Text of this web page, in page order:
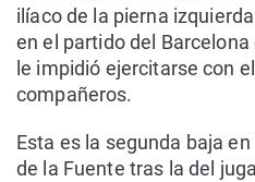
ilíaco de la pierna
en el partido del
le impidió ejercitarse con
compañeros.
Esta es la segunda baja
de la Fuente tras la del